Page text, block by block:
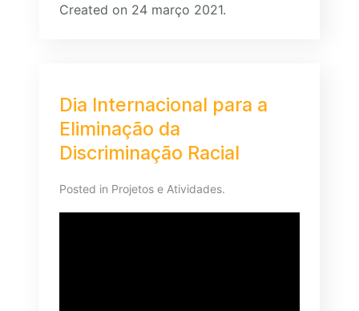
Created on 24 março 2021.
Dia Internacional para a
Eliminação da
Discriminação Racial
Posted in Projetos e Atividades.